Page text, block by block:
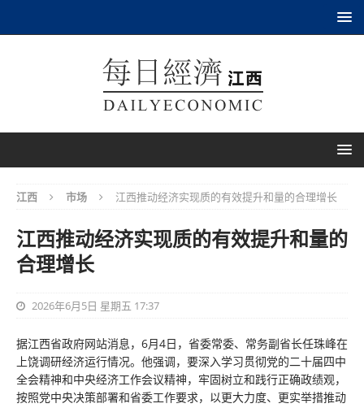
江西 市场 江西推动经济实现质的有效提升和量的合理增长
江西推动经济实现质的有效提升和量的
合理增长
2026年6月5日 星期五 17:37
据江西省政府网站消息，6月4日，省委常委、常务副省长任珠峰在
上饶调研经济运行情况。他强调，要深入学习贯彻党的二十届四中
全会精神和中央经济工作会议精神，牢固树立和践行正确政绩观，
按照党中央决策部署和省委工作要求，以更大力度、更实举措推动